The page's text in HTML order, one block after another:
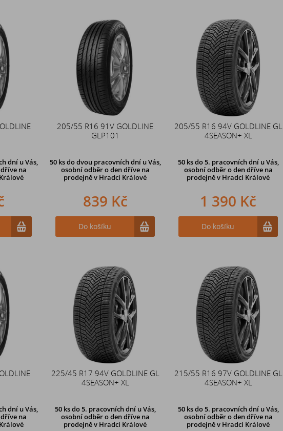
dní u Vás,
na
205/55 R16 91V GOLDLINE
GLP101
50 ks do dvou pracovních dní u Vás,
osobní odběr o den dřívena
prodejně v Hradci Králové
839 Kč
Do košíku
205/55 R16 94V GOLDLINE GL
4SEASON+ XL
50 ks do 5. pracovních dní u Vás,
osobní odběr o den dříve na
prodejněv Hradci Králové
1 390 Kč
Do košíku
dní u Vás,
na
225/45 R17 94V GOLDLINE GL
4SEASON+ XL
50 ks do 5. pracovních dní u Vás,
osobní odběr o den dříve na
prodejněv Hradci Králové
215/55 R16 97V GOLDLINE GL
4SEASON+ XL
50 ks do 5. pracovních dní u Vás,
osobní odběr o den dříve na
prodejněv Hradci Králové